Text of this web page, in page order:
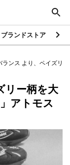
ブランドストア
ランス より、ペイズリ
リー柄を大
アトモス